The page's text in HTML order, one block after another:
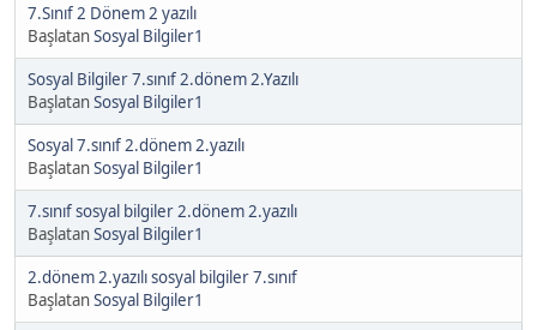
7.Sınıf 2 Dönem 2 yazılı
BaşlatanSosyal Bilgiler1
Sosyal Bilgiler 7.sınıf 2.dönem 2.Yazılı
BaşlatanSosyal Bilgiler1
Sosyal 7.sınıf 2.dönem 2.yazılı
BaşlatanSosyal Bilgiler1
7.sınıf sosyal bilgiler 2.dönem 2.yazılı
BaşlatanSosyal Bilgiler1
2.dönem 2.yazılı sosyal bilgiler 7.sınıf
BaşlatanSosyal Bilgiler1